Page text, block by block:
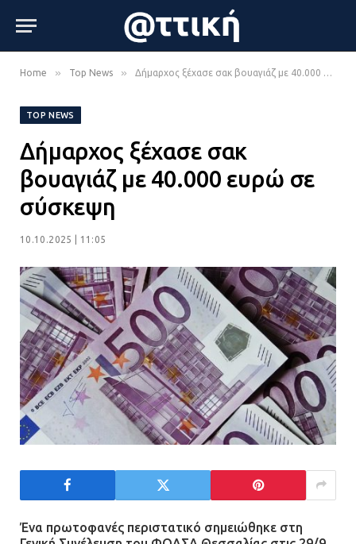
Home » Top News » Δήμαρχος ξέχασε σακ βουαγιάζ με 40.000 ευρώ σε σύσκεψη
TOP NEWS
Δήμαρχος ξέχασε σακ
βουαγιάζ με 40.000 ευρώ σε
σύσκεψη
10.10.2025 | 11:05
Ένα πρωτοφανές περιστατικό σημειώθηκε στη